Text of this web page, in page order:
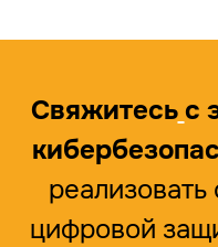
Свяжитесь с
цифровой
Расследование
Экспресс-повышение
Сетевая безопасность
Построение СОИБ
Автоматизация управления